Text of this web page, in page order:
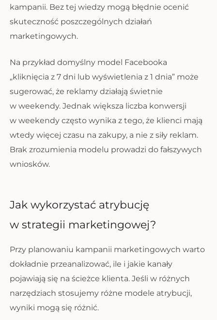
kampanii. Bez tej wiedzy mogą błędnie ocenić
skuteczność poszczególnych działań
marketingowych.
Na przykład domyślny model Facebooka
„kliknięcia z 7 dni lub wyświetlenia z 1 dnia” może
sugerować, że reklamy działają świetnie
w weekendy. Jednak większa liczba konwersji
w weekendy często wynika z tego, że klienci mają
wtedy więcej czasu na zakupy, a nie z siły reklam.
Brak zrozumienia modelu prowadzi do fałszywych
wniosków.
Jak wykorzystać atrybucję
w strategii marketingowej?
Przy planowaniu kampanii marketingowych warto
dokładnie przeanalizować, ile i jakie kanały
pojawiają się na ścieżce klienta. Jeśli w różnych
narzędziach stosujemy różne modele atrybucji,
wyniki mogą się różnić.